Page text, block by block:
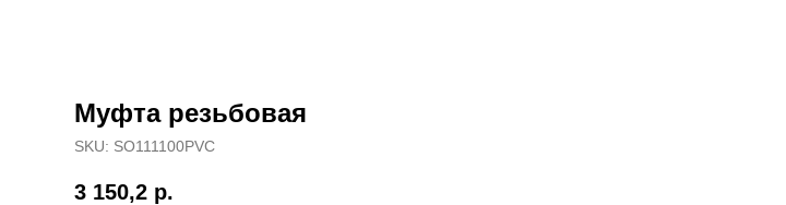
Муфта резьбовая
SKU: SO111100PVC
3 150,2 р.